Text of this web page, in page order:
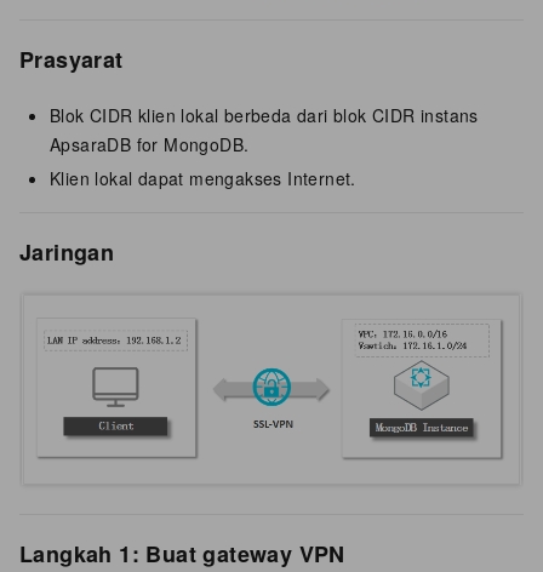
Prasyarat
Blok CIDR klien lokal berbeda dari blok CIDR instans
ApsaraDB for MongoDB.
Klien lokal dapat mengakses Internet.
Jaringan
Langkah 1: Buat gateway VPN